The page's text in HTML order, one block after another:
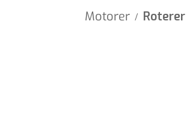
Motorer / Roterer